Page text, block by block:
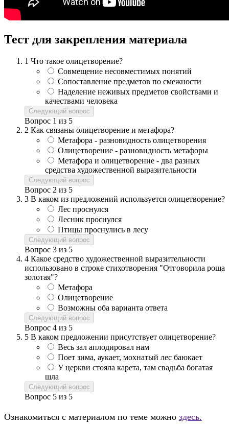
Тест для закрепления материала
1 Что такое олицетворение?
Совмещение несовместимых понятий
Сопоставление предметов по смежности
Наделение неживых предметов свойствами и
качествами человека
Следующий вопрос
Вопрос 1 из 5
2 Как связаны олицетворение и метафора?
Метафора - разновидность олицетворения
Олицетворение - разновидность метафоры
Метафора и олицетворение - два разных
средства художественной выразительности
Следующий вопрос
Вопрос 2 из 5
3 В каком из предложений используется олицетворение?
Лес проснулся
Лесник проснулся
Птицы проснулись в лесу
Следующий вопрос
Вопрос 3 из 5
4 Какое средство художественной выразительности
использовано в строке стихотворения "Отговорила роща
золотая"?
Метафора
Олицетворение
Возможны оба варианта ответа
Следующий вопрос
Вопрос 4 из 5
5 В каком предложении присутствует олицетворение?
Весь зал аплодировал нам
Поет зима, аукает, мохнатый лес баюкает
У церкви стояла карета, там свадьба богатая
шла
Следующий вопрос
Вопрос 5 из 5
Ознакомиться с материалом по теме можно здесь.